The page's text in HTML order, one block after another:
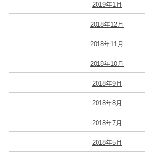
2019年1月
2018年12月
2018年11月
2018年10月
2018年9月
2018年8月
2018年7月
2018年5月